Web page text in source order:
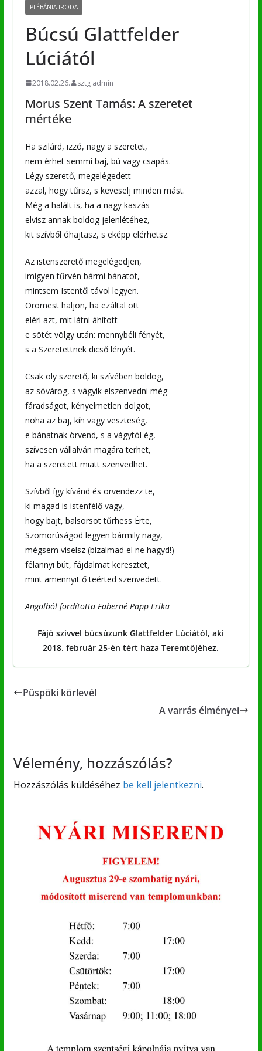
PLÉBÁNIA IRODA
Búcsú Glattfelder
Lúciától
2018.02.26. sztg admin
Morus Szent Tamás: A szeretet
mértéke
Ha szilárd, izzó, nagy a szeretet,
nem érhet semmi baj, bú vagy csapás.
Légy szerető, megelégedett
azzal, hogy tűrsz, s keveselj minden mást.
Még a halált is, ha a nagy kaszás
elvisz annak boldog jelenlétéhez,
kit szívből óhajtasz, s eképp elérhetsz.
Az istenszerető megelégedjen,
imígyen tűrvén bármi bánatot,
mintsem Istentől távol legyen.
Örömest haljon, ha ezáltal ott
eléri azt, mit látni áhított
e sötét völgy után: mennybéli fényét,
s a Szeretettnek dicső lényét.
Csak oly szerető, ki szívében boldog,
az sóvárog, s vágyik elszenvedni még
fáradságot, kényelmetlen dolgot,
noha az baj, kín vagy veszteség,
e bánatnak örvend, s a vágytól ég,
szívesen vállalván magára terhet,
ha a szeretett miatt szenvedhet.
Szívből így kívánd és örvendezz te,
ki magad is istenfélő vagy,
hogy bajt, balsorsot tűrhess Érte,
Szomorúságod legyen bármily nagy,
mégsem viselsz (bizalmad el ne hagyd!)
félannyi bút, fájdalmat keresztet,
mint amennyit ő teérted szenvedett.
Angolból fordította Faberné Papp Erika
Fájó szívvel búcsúzunk Glattfelder Lúciától, aki
2018. február 25-én tért haza Teremtőjéhez.
Püspöki körlevél
A varrás élményei
Vélemény, hozzászólás?
Hozzászólás küldéséhez be kell jelentkezni.